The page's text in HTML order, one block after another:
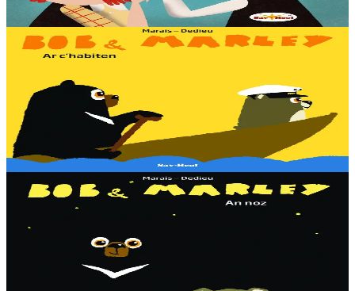
Er stok
13,00 €
3 bloaz hag ouzhpenn
Sav-heol
Bob & Marley - Ar c'habiten
Bob en deus c'hoant da gaout ur vag. Met penaos bezañ kabiten ?
Dougen bri d'ar vignoniezh gant fent ha teneridigezh eo pal an
dastumad-mañ.
Er stok7,00 €
Sav-heol
Bob & Marley - An noz
Aon en deus Bob fenoz. Aon en deus da gousket. C'hoant en deus
da chom dihun. Ha dont a raio a-benn ? Dougen bri d'ar vignoniezh
gant fent ha teneridigezh eo pal an dastumad-mañ....